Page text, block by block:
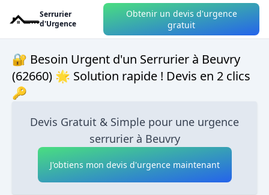
Serrurier
d'Urgence
Obtenir un devis d'urgence
gratuit
🔐 Besoin Urgent d'un Serrurier à Beuvry
(62660) 🌟 Solution rapide ! Devis en 2 clics
🔑
Devis Gratuit & Simple pour une urgence
serrurier à Beuvry
J'obtiens mon devis d'urgence maintenant